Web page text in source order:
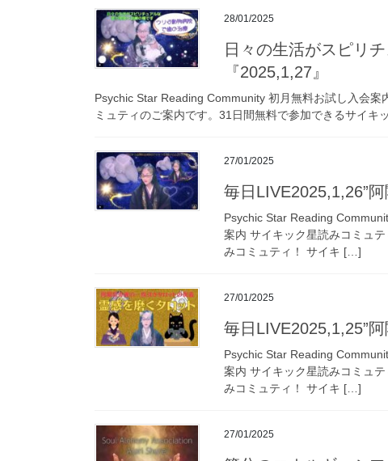
28/01/2025
日々の生活がスピリ
『2025,1,27』
Psychic Star Reading Community 初月無料お試し入会
ミュティのご案内です。31日間無料で参加できるサイ
27/01/2025
毎日LIVE2025,1,26”
Psychic Star Reading
案内 サイキック星読みコミュ
みコミュティ！ サイキ […]
27/01/2025
毎日LIVE2025,1,25”
Psychic Star Reading
案内 サイキック星読みコミュ
みコミュティ！ サイキ […]
27/01/2025